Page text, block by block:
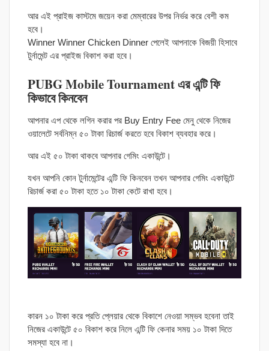
আর এই প্রাইজ কাস্টমে জয়েন করা মেম্বারের উপর নির্ভর করে বেশী কম
হবে।
Winner Winner Chicken Dinner পেলেই আপনাকে বিজয়ী হিসাবে
টুর্নামেন্ট এর প্রাইজ বিকাশ করা হবে।
PUBG Mobile Tournament এর এন্টি ফি
কিভাবে কিনবেন
আপনার এপ থেকে লগিন করার পর Buy Entry Fee মেনু থেকে নিজের
ওয়ালেটে সর্বনিম্ন ৫০ টাকা রিচার্জ করতে হবে বিকাশ ব্যবহার করে।
আর এই ৫০ টাকা থাকবে আপনার গেমিং একাউন্টে।
যখন আপনি কোন টুর্নামেন্টের এন্টি ফি কিনবেন তখন আপনার গেমিং একাউন্টে
রিচার্জ করা ৫০ টাকা হতে ১০ টাকা কেটে রাখা হবে।
কারন ১০ টাকা করে প্রতি প্লেয়ার থেকে বিকাশে নেওয়া সম্ভব হবেনা তাই
নিজের একাউন্টে ৫০ বিকাশ করে নিলে এন্টি ফি কেনার সময় ১০ টাকা দিতে
সমস্যা হবে না।